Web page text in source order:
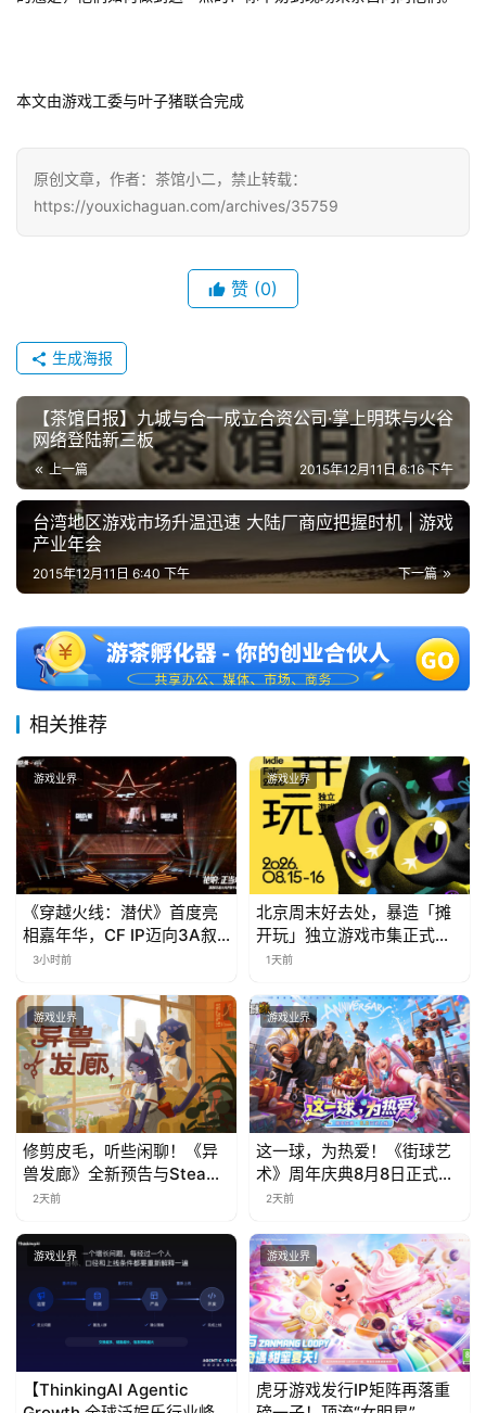
接
上
海
文
国
)
本文由游戏工委与叶子猪联合完成
原创文章，作者：茶馆小二，禁止转载：
https://youxichaguan.com/archives/35759
赞 (0)
生成海报
【茶馆日报】九城与合一成立合资公司·掌上明珠与火谷
网络登陆新三板
上一篇 2015年12月11日 6:16 下午
台湾地区游戏市场升温迅速 大陆厂商应把握时机 | 游戏
产业年会
下一篇
2015年12月11日 6:40 下午
相关推荐
游戏业界
《穿越火线：潜伏》首度亮
相嘉年华，CF IP迈向3A叙
事新高度
3小时前
游戏业界
北京周末好去处，暴造「摊
开玩」独立游戏市集正式开
票！
1天前
游戏业界
修剪皮毛，听些闲聊！《异
兽发廊》全新预告与Steam
免费试玩公开
2天前
游戏业界
这一球，为热爱！《街球艺
术》周年庆典8月8日正式上
线，多重福利与全新内容同
2天前
游戏业界
【ThinkingAI Agentic
游戏业界
虎牙游戏发行IP矩阵再落重